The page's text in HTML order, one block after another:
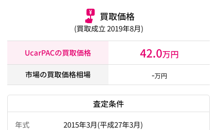
買取価格
(買取成立 2019年8月)
UcarPACの買取価格 42.0万円
市場の買取価格相場 -万円
査定条件
年式
2015年3月(平成27年3月)